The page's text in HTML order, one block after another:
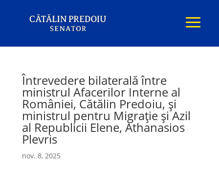
Întrevedere bilaterală între
ministrul Afacerilor Interne al
României, Cătălin Predoiu, și
ministrul pentru Migrație și Azil
al Republicii Elene, Athanasios
Plevris
nov. 8, 2025